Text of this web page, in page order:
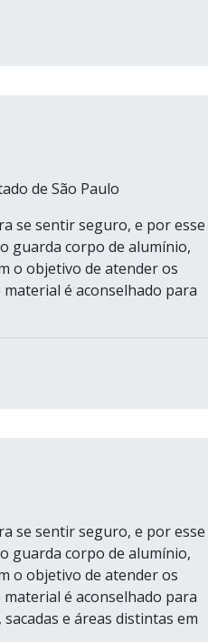
de São Paulo
se sentir seguro, e por esse
guarda corpo de alumínio,
o objetivo de atender os
é aconselhado para
se sentir seguro, e por esse
guarda corpo de alumínio,
o objetivo de atender os
é aconselhado para
e áreas distintas em